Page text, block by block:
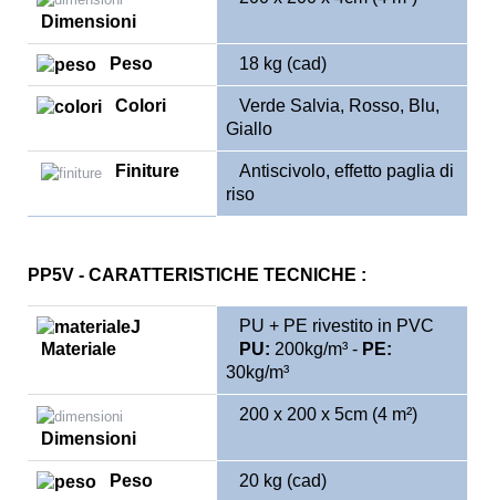
Dimensioni
Peso 18 kg (cad)
Colori
Verde Salvia, Rosso, Blu,
Giallo
Finiture
Antiscivolo, effetto paglia di
riso
PP5V - CARATTERISTICHE TECNICHE :
Materiale
PU + PE rivestito in PVC
PU: 200kg/m³ - PE:
30kg/m³
Dimensioni
200 x 200 x 5cm (4 m²)
Peso 20 kg (cad)